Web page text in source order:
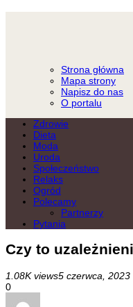
Strona główna
Mapa strony
Napisz do nas
O portalu
Zdrowie
Dieta
Moda
Uroda
Społeczeństwo
Relaks
Ogród
Polecamy
Partnerzy
Pytania
Czy to
1.08K views5 czerwca, 2023
0